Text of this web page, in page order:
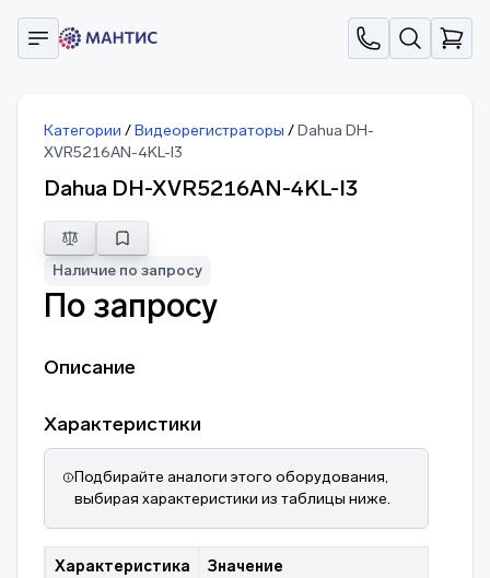
Категории /Видеорегистраторы /Dahua DH-
XVR5216AN-4KL-I3
Dahua DH-XVR5216AN-4KL-I3
Наличие по запросу
По запросу
Описание
Характеристики
Подбирайте аналоги этого оборудования,
выбирая характеристики из таблицы ниже.
Характеристика Значение